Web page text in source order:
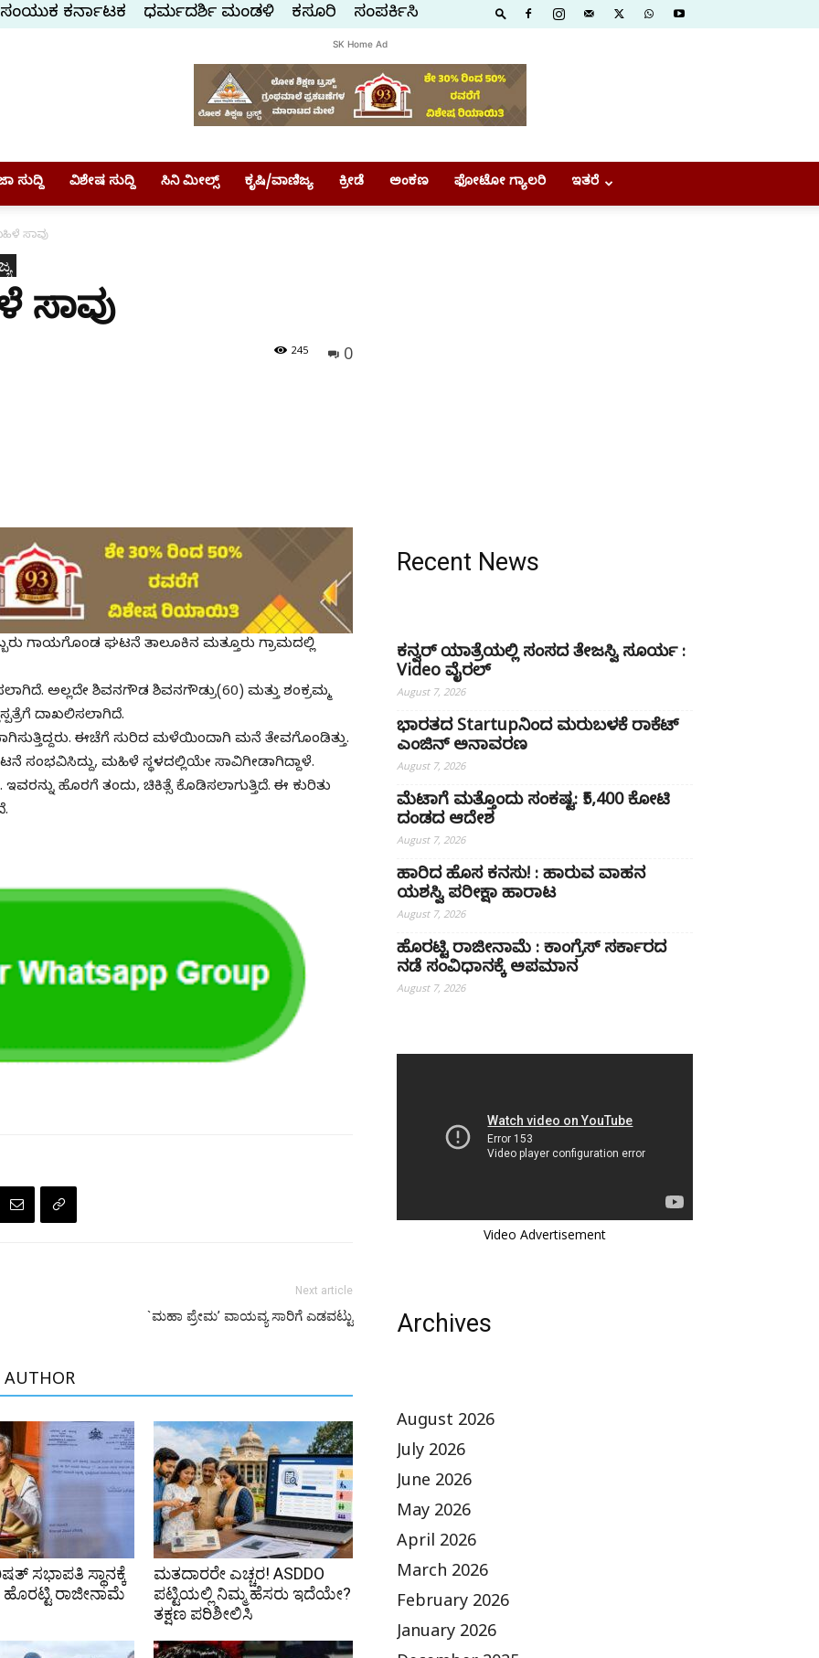
ಸಂಯುಕ್ತ ಕರ್ನಾಟಕ ಧರ್ಮದರ್ಶಿ ಮಂಡಳಿ ಕಸ್ತೂರಿ ಸಂಪರ್ಕಿಸಿ
SK Home Ad
ಸುದ್ದಿ ವಿಶೇಷ ಸುದ್ದಿ ಸಿನಿ ಮೀಲ್ಸ್ ಕೃಷಿ/ವಾಣಿಜ್ಯ ಕ್ರೀಡೆ ಅಂಕಣ ಫೋಟೋ ಗ್ಯಾಲರಿ ಇತರೆ
ಸಾವು
ಸಾವು
0
245
ಗಾಯಗೊಂಡ ಘಟನೆ ತಾಲೂಕಿನ ಮತ್ತೂರು ಗ್ರಾಮದಲ್ಲಿ
ಅಲ್ಲದೇ ಶಿವನಗೌಡ ಶಿವನಗೌಡ್ರು(60) ಮತ್ತು ಶಂಕ್ರಮ್ಮ
ದಾಖಲಿಸಲಾಗಿದೆ.
ಈಚೆಗೆ ಸುರಿದ ಮಳೆಯಿಂದಾಗಿ ಮನೆ ತೇವಗೊಂಡಿತ್ತು.
ಸಂಭವಿಸಿದ್ದು, ಮಹಿಳೆ ಸ್ಥಳದಲ್ಲಿಯೇ ಸಾವಿಗೀಡಾಗಿದ್ದಾಳೆ.
ಹೊರಗೆ ತಂದು, ಚಿಕಿತ್ಸೆ ಕೊಡಿಸಲಾಗುತ್ತಿದೆ. ಈ ಕುರಿತು
Next article
`ಮಹಾ ಪ್ರೇಮ’ ವಾಯವ್ಯ ಸಾರಿಗೆ ಎಡವಟ್ಟು
AUTHOR
ಸಭಾಪತಿ ಸ್ಥಾನಕ್ಕೆ
ರಾಜೀನಾಮೆ
ಮತದಾರರೇ ಎಚ್ಚರ! ASDDO
ಪಟ್ಟಿಯಲ್ಲಿ ನಿಮ್ಮ ಹೆಸರು ಇದೆಯೇ?
ತಕ್ಷಣ ಪರಿಶೀಲಿಸಿ
Recent News
ಕನ್ವರ್ ಯಾತ್ರೆಯಲ್ಲಿ ಸಂಸದ ತೇಜಸ್ವಿ ಸೂರ್ಯ :
Video ವೈರಲ್‌
August 7, 2026
ಭಾರತದ Startupನಿಂದ ಮರುಬಳಕೆ ರಾಕೆಟ್
ಎಂಜಿನ್ ಅನಾವರಣ
August 7, 2026
ಮೆಟಾಗೆ ಮತ್ತೊಂದು ಸಂಕಷ್ಟ: ₹5,400 ಕೋಟಿ
ದಂಡದ ಆದೇಶ
August 7, 2026
ಹಾರಿದ ಹೊಸ ಕನಸು! : ಹಾರುವ ವಾಹನ
ಯಶಸ್ವಿ ಪರೀಕ್ಷಾ ಹಾರಾಟ
August 7, 2026
ಹೊರಟ್ಟಿ ರಾಜೀನಾಮೆ : ಕಾಂಗ್ರೆಸ್ ಸರ್ಕಾರದ
ನಡೆ ಸಂವಿಧಾನಕ್ಕೆ ಅಪಮಾನ
August 7, 2026
Video Advertisement
Archives
August 2026
July 2026
June 2026
May 2026
April 2026
March 2026
February 2026
January 2026